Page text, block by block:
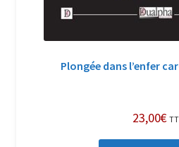
Plongée dans l’enfer
23,00€